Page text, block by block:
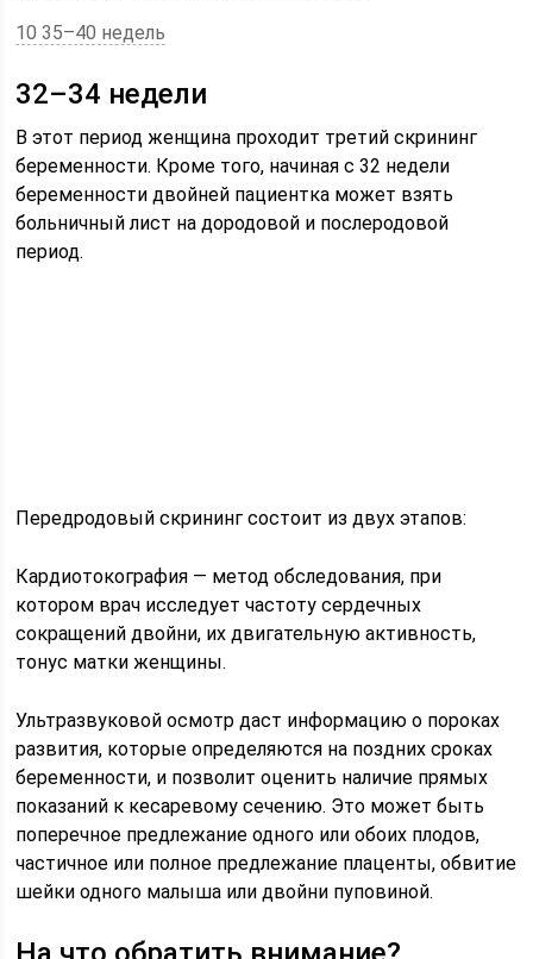
10 35–40 недель
32–34 недели
В этот период женщина проходит третий скрининг
беременности. Кроме того, начиная с 32 недели
беременности двойней пациентка может взять
больничный лист на дородовой и послеродовой
период.
Передродовый скрининг состоит из двух этапов:
Кардиотокография — метод обследования, при
котором врач исследует частоту сердечных
сокращений двойни, их двигательную активность,
тонус матки женщины.
Ультразвуковой осмотр даст информацию о пороках
развития, которые определяются на поздних сроках
беременности, и позволит оценить наличие прямых
показаний к кесаревому сечению. Это может быть
поперечное предлежание одного или обоих плодов,
частичное или полное предлежание плаценты, обвитие
шейки одного малыша или двойни пуповиной.